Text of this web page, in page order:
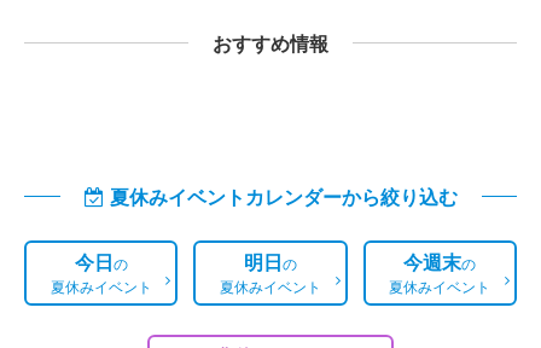
おすすめ情報
夏休みイベントカレンダーから絞り込む
今日の
夏休みイベント
明日の
夏休みイベント
今週末の
夏休みイベント